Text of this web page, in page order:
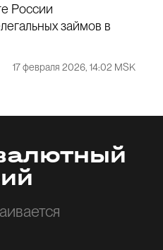
России
займов в
17 февраля 2026 , 14:02 MSK